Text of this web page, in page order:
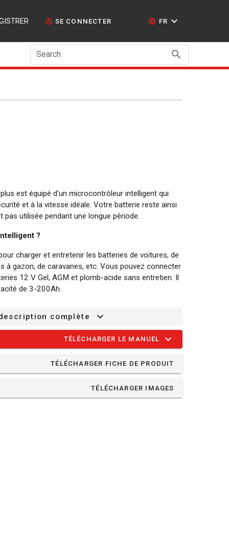
SE CONNECTER FR
Search
est équipé d'un microcontrôleur intelligent qui
et à la vitesse idéale. Votre batterie reste ainsi
utilisée pendant une longue période.
?
charger et entretenir les batteries de voitures, de
à gazon, de caravanes, etc. Vous pouvez connecter
12 V Gel, AGM et plomb-acide sans entretien. Il
de 3-200Ah.
chargée en douceur. Il réduit ainsi le courant de
maximale ne soit atteinte.
pas comme démarreur de secours ou pour charger
batteries profondément ou totalement
complète
TÉLÉCHARGER LE MANUEL
TÉLÉCHARGER FICHE DE PRODUIT
TÉLÉCHARGER IMAGES